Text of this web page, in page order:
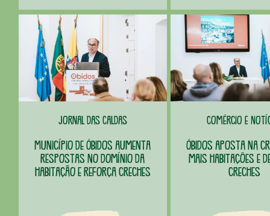
Jornal das Caldas
Município de Óbidos aumenta
respostas no domínio da
habitação e reforça creches
Comércio e
Óbidos aposta na
mais habitações e
creches